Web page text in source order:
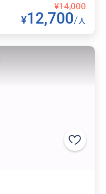
¥14,000
¥12,700/人